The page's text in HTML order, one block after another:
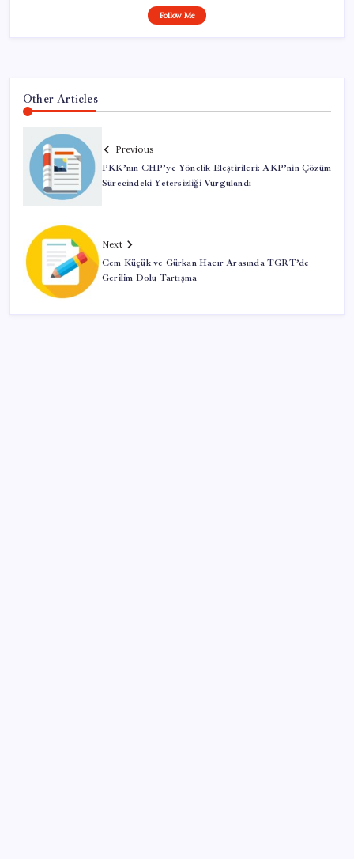
Follow Me
Other Articles
Previous
PKK’nın CHP’ye Yönelik Eleştirileri: AKP’nin Çözüm
Sürecindeki Yetersizliği Vurgulandı
Next
Cem Küçük ve Gürkan Hacır Arasında TGRT’de
Gerilim Dolu Tartışma